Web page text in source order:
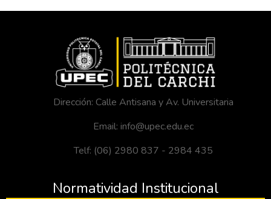
Dirección: Calle Antisana y Av. Universitaria
Email: info@upec.edu.ec
Telf: (06) 2980 837 - 2984 435
Normatividad Institucional